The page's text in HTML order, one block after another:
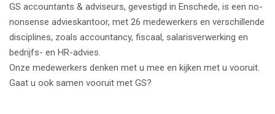
GS accountants & adviseurs, gevestigd in Enschede, is een no-
nonsense advieskantoor, met 26 medewerkers en verschillende
disciplines, zoals accountancy, fiscaal, salarisverwerking en
bedrijfs- en HR-advies.
Onze medewerkers denken met u mee en kijken met u vooruit.
Gaat u ook samen vooruit met GS?